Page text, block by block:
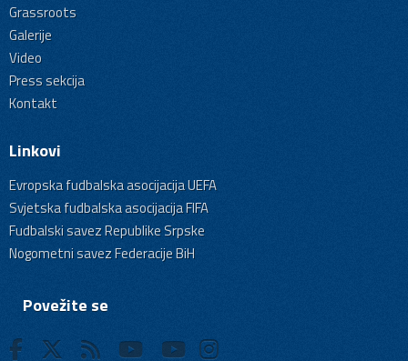
Grassroots
Galerije
Video
Press sekcija
Kontakt
Linkovi
Evropska fudbalska asocijacija UEFA
Svjetska fudbalska asocijacija FIFA
Fudbalski savez Republike Srpske
Nogometni savez Federacije BiH
Povežite se